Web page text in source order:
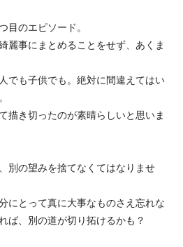
目のエピソード。
麗事にまとめることをせず、あくま
でも子供でも。絶対に間違えてはい
描き切ったのが素晴らしいと思いま
別の望みを捨てなくてはなりませ
にとって真に大事なものさえ忘れな
、別の道が切り拓けるかも？